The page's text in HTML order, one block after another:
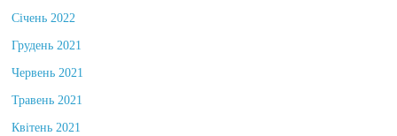
Січень 2022
Грудень 2021
Червень 2021
Травень 2021
Квітень 2021